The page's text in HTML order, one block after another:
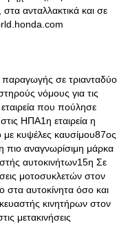
στα ανταλλακτικά και σε
παραγωγής σε τριανταδύο
νόμους για τις
που πούλησε
ΗΠΑ1η εταιρεία η
με κυψέλες καυσίμου87ος
πιο αναγνωρίσιμη μάρκα
αυτοκινήτων15η Σε
μοτοσυκλετών στον
αυτοκίνητα όσο και
κινητήρων στον
μετακινήσεις